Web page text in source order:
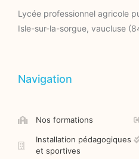
Lycée professionnel agricole
Isle-sur-la-sorgue, vaucluse
Navigation
Nos formations
Installation pédagogiques
et sportives